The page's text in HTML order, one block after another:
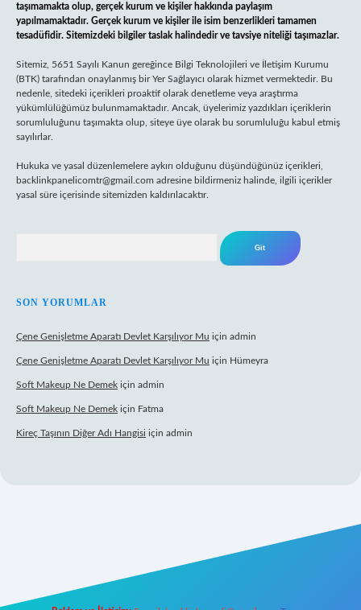
taşımamakta olup, gerçek kurum ve kişiler hakkında paylaşım
yapılmamaktadır. Gerçek kurum ve kişiler ile isim benzerlikleri tamamen
tesadüfidir. Sitemizdeki bilgiler taslak halindedir ve tavsiye niteliği taşımazlar.
Sitemiz, 5651 Sayılı Kanun gereğince Bilgi Teknolojileri ve İletişim Kurumu
(BTK) tarafından onaylanmış bir Yer Sağlayıcı olarak hizmet vermektedir. Bu
nedenle, sitedeki içerikleri proaktif olarak denetleme veya araştırma
yükümlülüğümüz bulunmamaktadır. Ancak, üyelerimiz yazdıkları içeriklerin
sorumluluğunu taşımakta olup, siteye üye olarak bu sorumluluğu kabul etmiş
sayılırlar.
Hukuka ve yasal düzenlemelere aykırı olduğunu düşündüğünüz içerikleri,
backlinkpanelicomtr@gmail.com adresine bildirmeniz halinde, ilgili içerikler
yasal süre içerisinde sitemizden kaldırılacaktır.
SON YORUMLAR
Çene Genişletme Aparatı Devlet Karşılıyor Mu için admin
Çene Genişletme Aparatı Devlet Karşılıyor Mu için Hümeyra
Soft Makeup Ne Demek için admin
Soft Makeup Ne Demek için Fatma
Kireç Taşının Diğer Adı Hangisi için admin